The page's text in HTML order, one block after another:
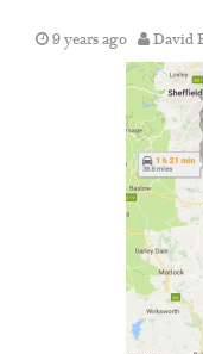
9 years ago David